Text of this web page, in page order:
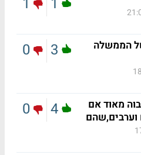
הממשלה
3
0
מאוד אם
וערבים,שהם
4
0